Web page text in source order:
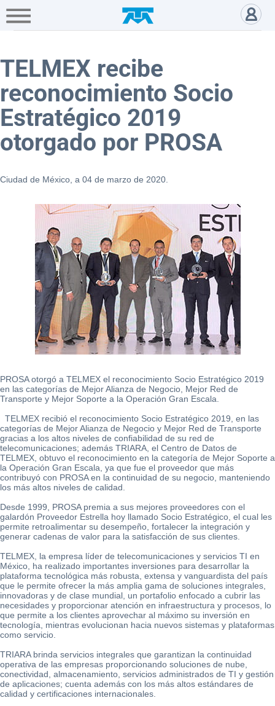
Hogar Empresa Gamers
A+
de
Directivos
Prensa
Educación
Fundación
Carlos
Ayuda
Centros
de
Atención
Telmex
-
Sitios
WiFi
TELMEX recibe
reconocimiento Socio
Estratégico 2019
otorgado por PROSA
Ciudad de México, a 04 de marzo de 2020.
PROSA otorgó a TELMEX el reconocimiento Socio Estratégico 2019
en las categorías de Mejor Alianza de Negocio, Mejor Red de
Transporte y Mejor Soporte a la Operación Gran Escala.
TELMEX recibió el reconocimiento Socio Estratégico 2019, en las
categorías de Mejor Alianza de Negocio y Mejor Red de Transporte
gracias a los altos niveles de confiabilidad de su red de
telecomunicaciones; además TRIARA, el Centro de Datos de
TELMEX, obtuvo el reconocimiento en la categoría de Mejor Soporte a
la Operación Gran Escala, ya que fue el proveedor que más
contribuyó con PROSA en la continuidad de su negocio, manteniendo
los más altos niveles de calidad.
Desde 1999, PROSA premia a sus mejores proveedores con el
galardón Proveedor Estrella hoy llamado Socio Estratégico, el cual les
permite retroalimentar su desempeño, fortalecer la integración y
generar cadenas de valor para la satisfacción de sus clientes.
TELMEX, la empresa líder de telecomunicaciones y servicios TI en
México, ha realizado importantes inversiones para desarrollar la
plataforma tecnológica más robusta, extensa y vanguardista del país
que le permite ofrecer la más amplia gama de soluciones integrales,
innovadoras y de clase mundial, un portafolio enfocado a cubrir las
necesidades y proporcionar atención en infraestructura y procesos, lo
que permite a los clientes aprovechar al máximo su inversión en
tecnología, mientras evolucionan hacia nuevos sistemas y plataformas
como servicio.
TRIARA brinda servicios integrales que garantizan la continuidad
operativa de las empresas proporcionando soluciones de nube,
conectividad, almacenamiento, servicios administrados de TI y gestión
de aplicaciones; cuenta además con los más altos estándares de
calidad y certificaciones internacionales.